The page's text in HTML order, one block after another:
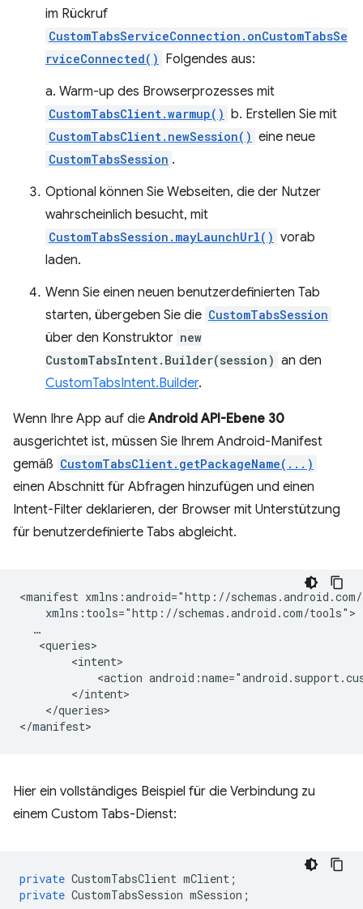
im Rückruf
CustomTabsServiceConnection.onCustomTabsSe
rviceConnected() Folgendes aus:
a. Warm-up des Browserprozesses mit
CustomTabsClient.warmup() b. Erstellen Sie mit
CustomTabsClient.newSession() eine neue
CustomTabsSession .
Optional können Sie Webseiten, die der Nutzer
wahrscheinlich besucht, mit
CustomTabsSession.mayLaunchUrl() vorab
laden.
Wenn Sie einen neuen benutzerdefinierten Tab
starten, übergeben Sie die CustomTabsSession
über den Konstruktor new
CustomTabsIntent.Builder(session) an den
CustomTabsIntent.Builder.
Wenn Ihre App auf dieAndroid API-Ebene 30
ausgerichtet ist, müssen Sie Ihrem Android-Manifest
gemäß CustomTabsClient.getPackageName(...)
einen Abschnitt für Abfragen hinzufügen und einen
Intent-Filter deklarieren, der Browser mit Unterstützung
für benutzerdefinierte Tabs abgleicht.
<manifest
<action
</queries>
Hier ein vollständiges Beispiel für die Verbindung zu
einem Custom Tabs-Dienst:
private CustomTabsClient mClient ;
private CustomTabsSession mSession ;